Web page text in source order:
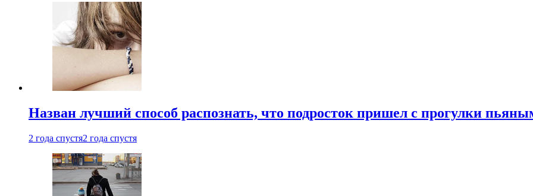
Назван лучший способ распознать, что подросток пришел с прогулки
2 года спустя2 года спустя